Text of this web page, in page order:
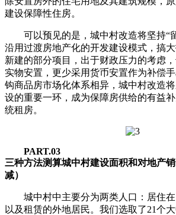
建设保障性住房。
可以预见的是，城中村改造将坚持“
沿用过渡房地产化的开发建设模式，搞
新建的部分项目，出于财政压力的考虑
实物安置，更少采用货币安置作为补偿
钩商品房市场化体系相异，城中村改造
设的重要一环，成为保障房供给的有益
统租房。
PART.03
三种方法测算城中村建设面积和对地产
减）
城中村中主要分为两类人口：居住在
以及租赁的外地居民。我们选取了21个